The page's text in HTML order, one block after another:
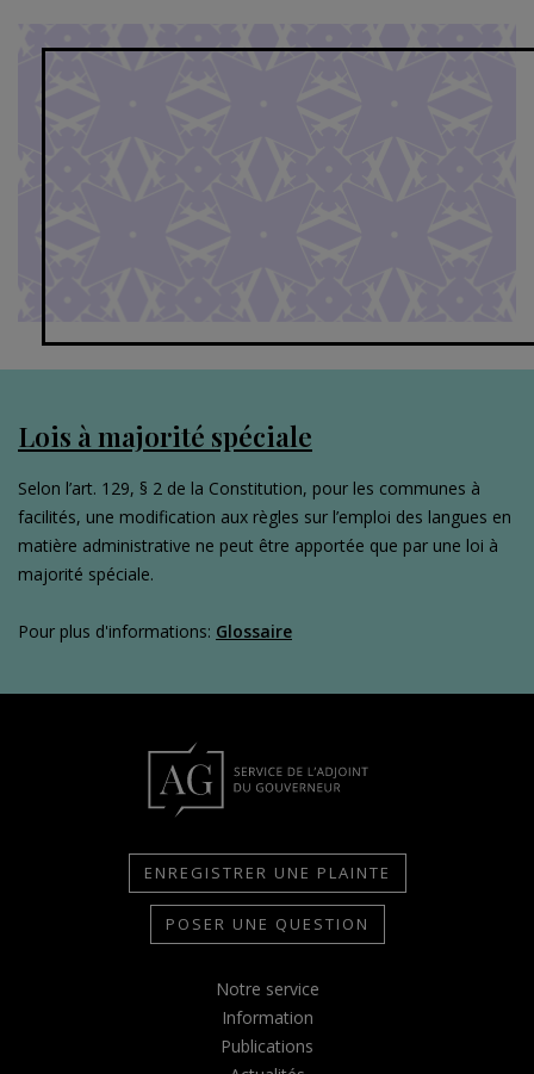
Lois à majorité spéciale
Selon l’art. 129, § 2 de la Constitution, pour les communes à
facilités, une modification aux règles sur l’emploi des langues en
matière administrative ne peut être apportée que par une loi à
majorité spéciale.
Pour plus d'informations: Glossaire
ENREGISTRER UNE PLAINTE
POSER UNE QUESTION
Notre service
Information
Publications